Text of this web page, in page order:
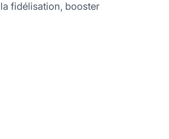
fidélisation, booster